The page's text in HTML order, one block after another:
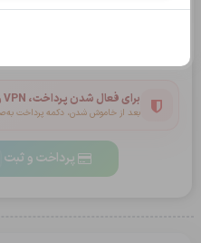
سپ - سامان کریپتو oxapay
برای فعال شدن پرداخت، VPN را خاموش کنید
بعد از خاموش شدن، دکمه پرداخت
پرداخت و ثبت